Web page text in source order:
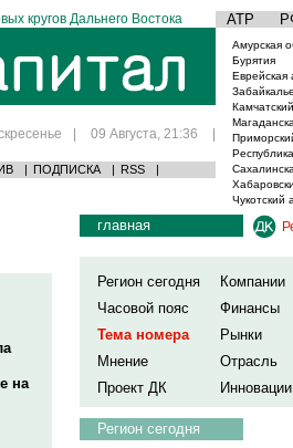
кругов Дальнего Востока АТР
| 09 Августа, 21:36 |
| ПОДПИСКА | RSS |
Амурская
Бурятия
Еврейская
Чукотский
на
главная
Регион сегодня
Компании
Часовой пояс
Финансы
Тема номера
Рынки
Мнение
Отрасль
Проект ДК
Инновации
Регион сегодня